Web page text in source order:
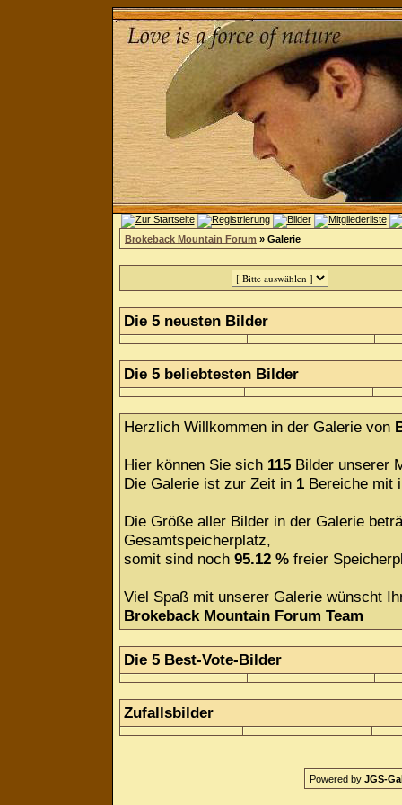
Brokeback Mountain Forum » Galerie
Die 5 neusten Bilder
Die 5 beliebtesten Bilder
Herzlich Willkommen in der Galerie von
Hier können Sie sich 115 Bilder unserer
Die Galerie ist zur Zeit in 1 Bereiche mit
Die Größe aller Bilder in der Galerie
Gesamtspeicherplatz,
somit sind noch 95.12 % freier
Viel Spaß mit unserer Galerie wünscht
Brokeback Mountain Forum Team
Die 5 Best-Vote-Bilder
Zufallsbilder
Powered by JGS-